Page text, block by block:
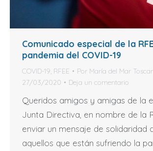
Comunicado especial de la
pandemia del COVID-19
COVID-19, RFEE Por María del Mar
27/03/2020
Deja un comentario
Queridos amigos y amigas de la
Junta Directiva, en nombre de la
enviar un mensaje de solidaridad
aquellos que están sufriendo la